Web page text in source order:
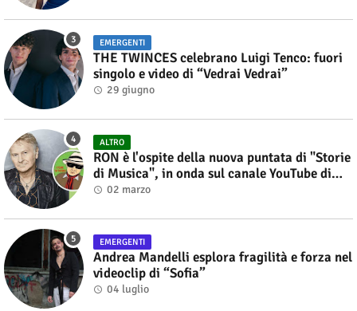
EMERGENTI
THE TWINCES celebrano Luigi Tenco: fuori
singolo e video di “Vedrai Vedrai”
29 giugno
ALTRO
RON è l'ospite della nuova puntata di "Storie
di Musica", in onda sul canale YouTube di
Alberto Salerno
02 marzo
EMERGENTI
Andrea Mandelli esplora fragilità e forza nel
videoclip di “Sofia”
04 luglio